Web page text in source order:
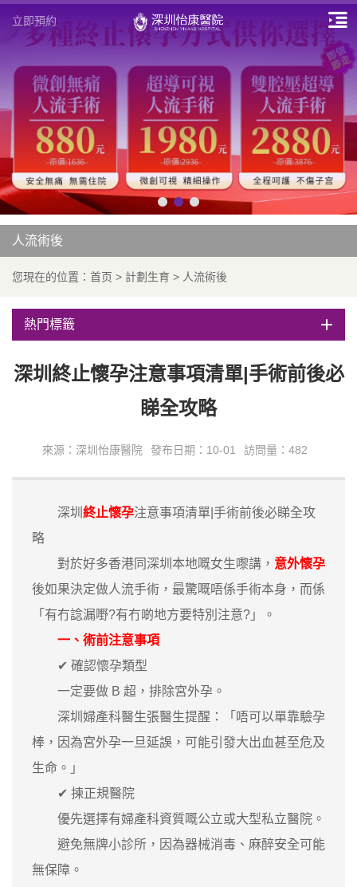
立即預約
人流術後
您現在的位置： 首页 > 計劃生育 > 人流術後
熱門標籤
深圳終止懷孕注意事項清單|手術前後必
睇全攻略
來源：深圳怡康醫院 發布日期：10-01 訪問量：482
深圳 終止懷孕注意事項清單|手術前後必睇全攻
略
對於好多香港同深圳本地嘅女生嚟講， 意外懷孕
後如果決定做人流手術，最驚嘅唔係手術本身，而係
「有冇諗漏嘢?有冇啲地方要特別注意?」。
一、術前注意事項
✔ 確認懷孕類型
一定要做 B 超，排除宮外孕。
深圳婦產科醫生張醫生提醒：「唔可以單靠驗孕
棒，因為宮外孕一旦延誤，可能引發大出血甚至危及
生命。」
✔ 揀正規醫院
優先選擇有婦產科資質嘅公立或大型私立醫院。
避免無牌小診所，因為器械消毒、麻醉安全可能
無保障。